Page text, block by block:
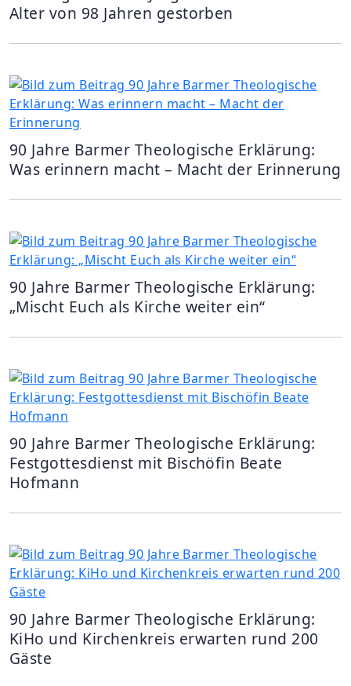
Alter von 98 Jahren gestorben
90 Jahre Barmer Theologische Erklärung:
Was erinnern macht – Macht der Erinnerung
90 Jahre Barmer Theologische Erklärung:
„Mischt Euch als Kirche weiter ein“
90 Jahre Barmer Theologische Erklärung:
Festgottesdienst mit Bischöfin Beate
Hofmann
90 Jahre Barmer Theologische Erklärung:
KiHo und Kirchenkreis erwarten rund 200
Gäste